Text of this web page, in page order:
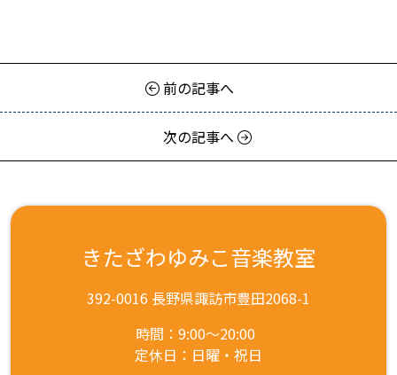
前の記事へ
次の記事へ
きたざわゆみこ音楽教室
392-0016 長野県諏訪市豊田2068-1
時間：9:00～20:00
定休日：日曜・祝日